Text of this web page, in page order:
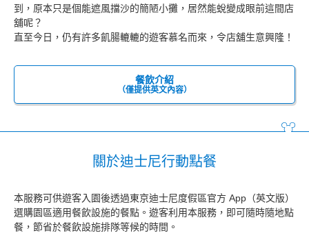
到，原本只是個能遮風擋沙的簡陋小攤，居然能蛻變成眼前這間店
舖呢？
直至今日，仍有許多飢腸轆轆的遊客慕名而來，令店舖生意興隆！
餐飲介紹
（僅提供英文內容）
關於迪士尼行動點餐
本服務可供遊客入園後透過東京迪士尼度假區官方 App（英文版）
選購園區適用餐飲設施的餐點。遊客利用本服務，即可隨時隨地點
餐，節省於餐飲設施排隊等候的時間。